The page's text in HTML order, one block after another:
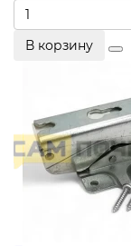
В корзину